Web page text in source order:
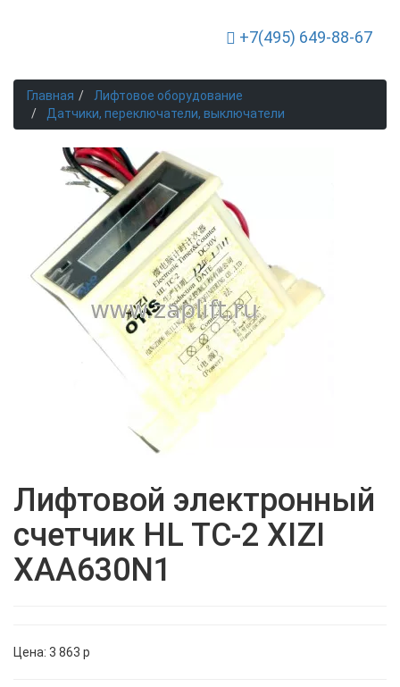
+7(495) 649-88-67
Toggle Navigation
Главная
Лифтовое оборудование
Датчики, переключатели, выключатели
Лифтовой электронный
счетчик HL TC-2 XIZI
XAA630N1
Цена: 3 863 p